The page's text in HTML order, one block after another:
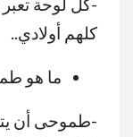
كلهم أولادي..
ما هو
-طموحى أن